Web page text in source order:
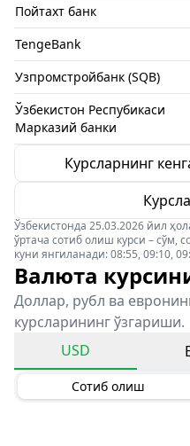
Пойтахт банк
TengeBank
Узпромстройбанк (SQB)
Ўзбекистон Респубикаси
Марказий банки
Курсларнинг
Ўзбекистонда 25.03.2026 йил
ўртача сотиб олиш курси – сўм,
куни янгиланади: 08:55, 09:10,
Валюта
Доллар, рубл ва
курсларининг ўзгариши.
USD
Сотиб олиш